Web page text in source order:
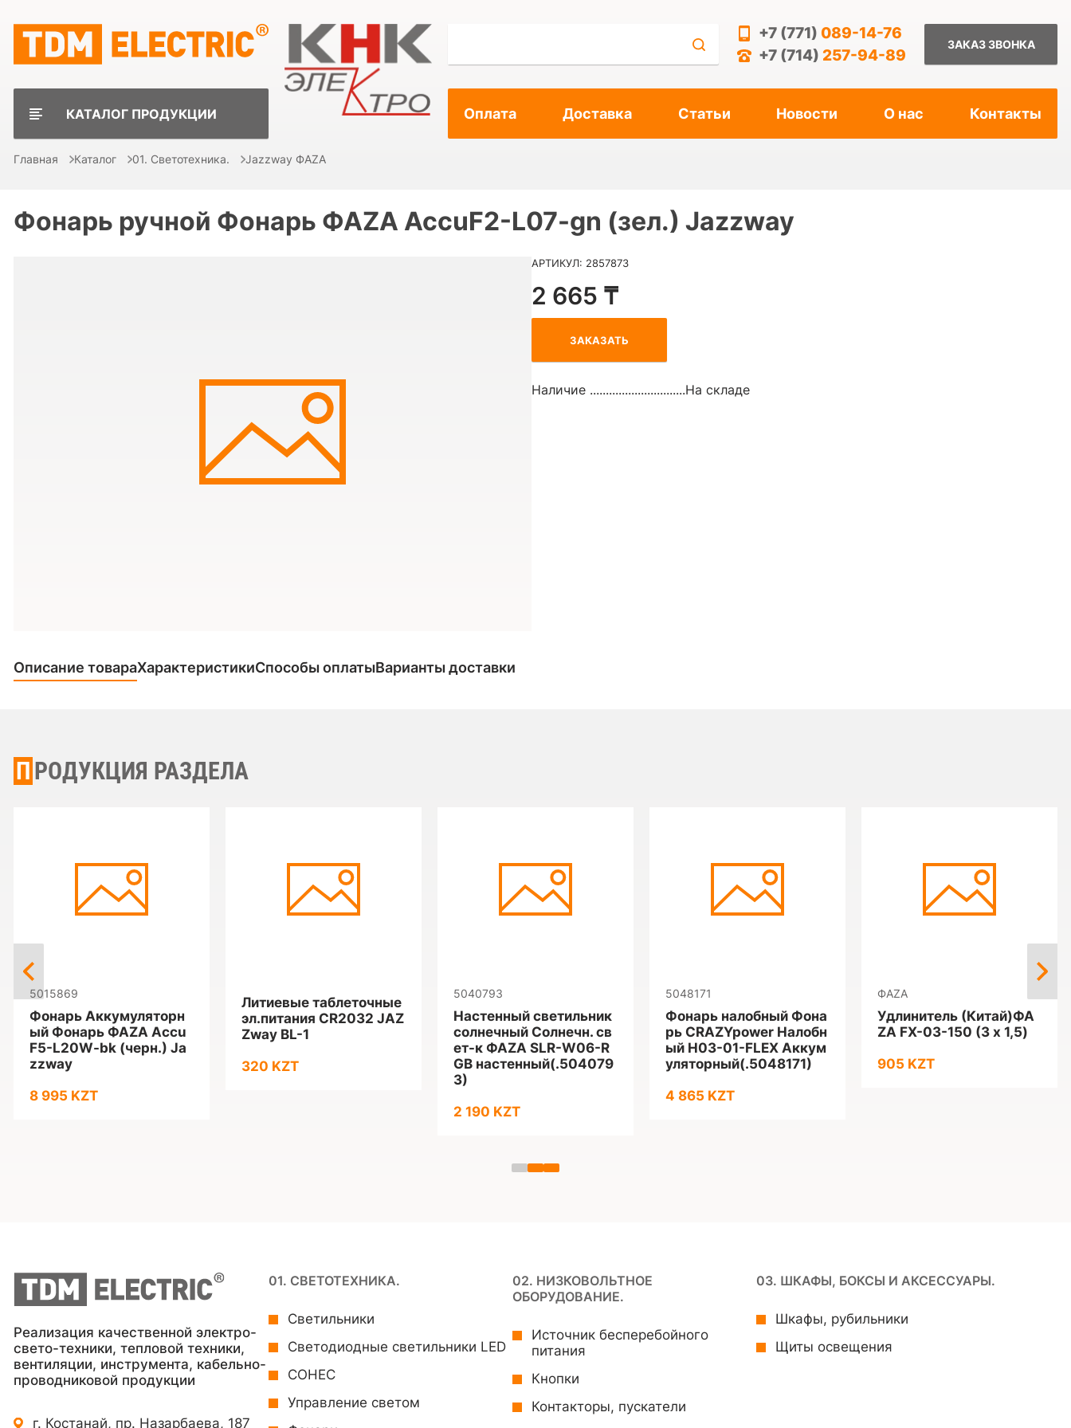
+7 (771) 089-14-76
+7 (714) 257-94-89
ЗАКАЗ ЗВОНКА
КАТАЛОГ ПРОДУКЦИИ Оплата Доставка Статьи Новости О нас Контакты
Главная Каталог 01. Светотехника. Jazzway ФAZA
Фонарь ручной Фонарь ФАZА AccuF2-L07-gn (зел.) Jazzway
АРТИКУЛ: 2857873
2 665 ₸
ЗАКАЗАТЬ
Наличие ..............................На складе
Описание товараХарактеристикиСпособы оплатыВарианты доставки
ПРОДУКЦИЯ РАЗДЕЛА
5015869
Фонарь Аккумуляторн
ый Фонарь ФАZА Accu
F5-L20W-bk (черн.) Ja
zzway
8 995 KZT
Литиевые таблеточные
эл.питания CR2032 JAZ
Zway BL-1
320 KZT
5040793
Настенный светильник
солнечный Солнечн. св
ет-к ФАZА SLR-W06-R
GB настенный(.504079
3)
2 190 KZT
5048171
Фонарь налобный Фона
рь CRAZYpower Налобн
ый H03-01-FLEX Аккум
уляторный(.5048171)
4 865 KZT
ФАZА
Удлинитель (Китай)ФА
ZА FX-03-150 (3 х 1,5)
905 KZT
Реализация качественной электро-
свето-техники, тепловой техники,
вентиляции, инструмента, кабельно-
проводниковой продукции
г. Костанай, пр. Назарбаева, 187
01. СВЕТОТЕХНИКА.
Светильники
Светодиодные светильники LED
СОНЕС
Управление светом
02. НИЗКОВОЛЬТНОЕ
ОБОРУДОВАНИЕ.
Источник бесперебойного
питания
Кнопки
Контакторы, пускатели
03. ШКАФЫ, БОКСЫ И АКСЕССУАРЫ.
Шкафы, рубильники
Щиты освещения